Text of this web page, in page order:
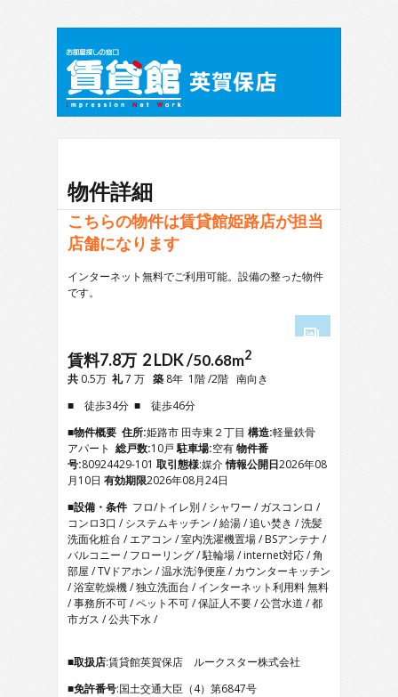
物件詳細
こちらの物件は賃貸館姫路店が担当
店舗になります
インターネット無料でご利用可能。設備の整った物件
です。
5
6
7
8
10
11
12
13
14
15
16
賃料7.8万 2 LDK /50.68m2
共 0.5万 礼7 万 築 8年 1階 /2階 南向き
■ 徒歩34分 ■ 徒歩46分
■物件概要 住所:姫路市 田寺東２丁目 構造:軽量鉄骨
アパート 総戸数:10戸駐車場:空有物件番
号:80924429-101 取引態様:媒介情報公開日2026年08
月10日 有効期限2026年08月24日
■設備・条件 フロ/トイレ別 / シャワー / ガスコンロ /
コンロ3口 / システムキッチン / 給湯 / 追い焚き / 洗髪
洗面化粧台 / エアコン / 室内洗濯機置場 / BSアンテナ /
バルコニー / フローリング / 駐輪場 / internet対応 / 角
部屋 / TVドアホン / 温水洗浄便座 / カウンターキッチン
/ 浴室乾燥機 / 独立洗面台 / インターネット利用料 無料
/ 事務所不可 / ペット不可 / 保証人不要 / 公営水道 / 都
市ガス / 公共下水 /
■取扱店:賃貸館英賀保店 ルークスター株式会社
■免許番号:国土交通大臣（4）第6847号